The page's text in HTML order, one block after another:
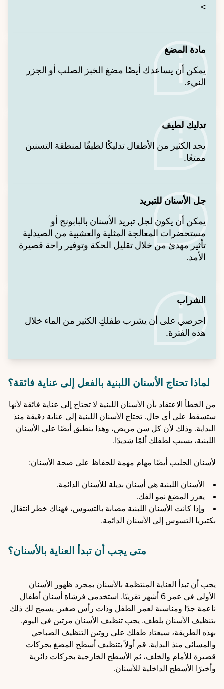
>
مادة المضغ
يمكن أن يساعدك أيضًا مضغ الخبز الصلب أو الجزر
النيء.
تدليك لطيف
يجد الكثير من الأطفال تدليكًا لطيفًا لمنطقة التسنين
ممتعًا.
جل الأسنان للتبريد
يمكن أن يكون لجل تبريد الأسنان بالبابونج أو
مستحضرات المعالجة المثلية والعشبية من الصيدلية
تأثير مهدئ من خلال تقليل الحكة وتوفير راحة قصيرة
الأمد.
الشراب
احرصي على أن يشرب طفلكِ الكثير من الماء خلال
هذه الفترة.
لماذا تحتاج الأسنان اللبنية بالفعل إلى عناية فائقة؟
من الخطأ الاعتقاد بأن الأسنان اللبنية لا تحتاج إلى عناية فائقة لأنها
ستسقط على أي حال. تحتاج الأسنان اللبنية إلى عناية دقيقة منذ
البداية. وذلك لأن كل سن مريض، وهذا ينطبق أيضًا على الأسنان
اللبنية، يسبب لطفلك ألمًا شديدًا.
لأسنان الحليب أيضًا مهام مهمة للحفاظ على صحة الأسنان:
الأسنان اللبنية هي أسنان بديلة للأسنان الدائمة.
يعزز المضغ نمو الفك.
وإذا كانت الأسنان اللبنية مصابة بالتسوس، فهناك خطر انتقال
بكتيريا التسوس إلى الأسنان الدائمة.
متى يجب أن تبدأ العناية بالأسنان؟
يجب أن تبدأ العناية المنتظمة بالأسنان بمجرد ظهور الأسنان
الأولى في عمر 6 أشهر تقريبًا. استخدمي فرشاة أسنان أطفال
ناعمة جدًا ومناسبة لعمر الطفل وذات رأس صغير. يسمح لك ذلك
بتنظيف الأسنان بلطف. يجب تنظيف الأسنان مرتين في اليوم.
بهذه الطريقة، سيعتاد طفلك على روتين التنظيف الصباحي
والمسائي منذ البداية. قم أولاً بتنظيف أسطح المضغ بحركات
قصيرة للأمام والخلف، ثم الأسطح الخارجية بحركات دائرية
وأخيرًا الأسطح الداخلية للأسنان.